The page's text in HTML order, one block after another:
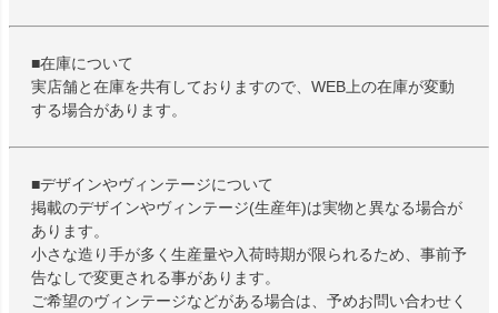
■在庫について
実店舗と在庫を共有しておりますので、WEB上の在庫が変動
する場合があります。
■デザインやヴィンテージについて
掲載のデザインやヴィンテージ(生産年)は実物と異なる場合が
あります。
小さな造り手が多く生産量や入荷時期が限られるため、事前予
告なしで変更される事があります。
ご希望のヴィンテージなどがある場合は、予めお問い合わせく